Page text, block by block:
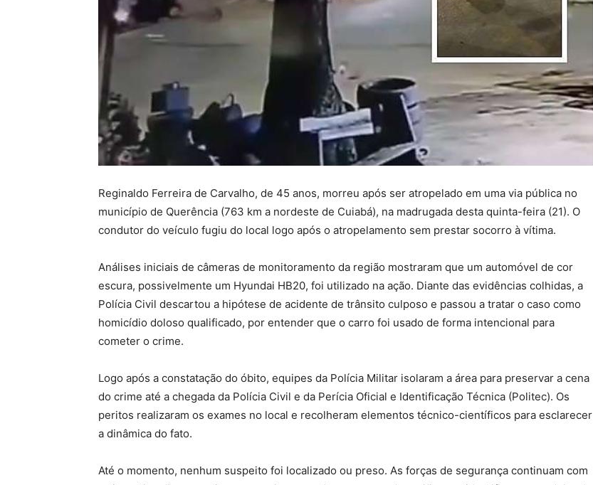
Reginaldo Ferreira de Carvalho, de 45 anos, morreu após ser atropelado em uma via pública no
município de Querência (763 km a nordeste de Cuiabá), na madrugada desta quinta-feira (21). O
condutor do veículo fugiu do local logo após o atropelamento sem prestar socorro à vítima.
Análises iniciais de câmeras de monitoramento da região mostraram que um automóvel de cor
escura, possivelmente um Hyundai HB20, foi utilizado na ação. Diante das evidências colhidas, a
Polícia Civil descartou a hipótese de acidente de trânsito culposo e passou a tratar o caso como
homicídio doloso qualificado, por entender que o carro foi usado de forma intencional para
cometer o crime.
Logo após a constatação do óbito, equipes da Polícia Militar isolaram a área para preservar a cena
do crime até a chegada da Polícia Civil e da Perícia Oficial e Identificação Técnica (Politec). Os
peritos realizaram os exames no local e recolheram elementos técnico-científicos para esclarecer
a dinâmica do fato.
Até o momento, nenhum suspeito foi localizado ou preso. As forças de segurança continuam com